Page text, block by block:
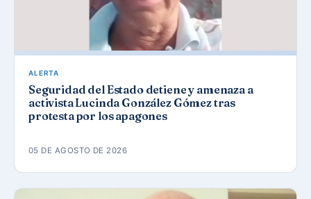
ALERTA
Seguridad del Estado detiene y amenaza a
activista Lucinda González Gómez tras
protesta por los apagones
05 DE AGOSTO DE 2026